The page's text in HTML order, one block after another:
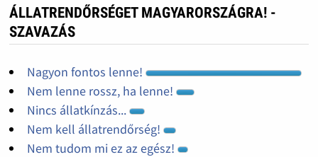
ÁLLATRENDŐRSÉGET MAGYARORSZÁGRA! -
SZAVAZÁS
Nagyon fontos lenne!
Nem lenne rossz, ha lenne!
Nincs állatkínzás...
Nem kell állatrendőrség!
Nem tudom mi ez az egész!